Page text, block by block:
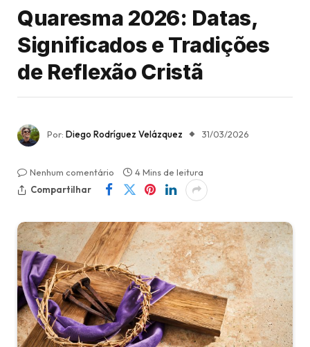
Quaresma 2026: Datas,
Significados e Tradições
de Reflexão Cristã
Por: Diego Rodríguez Velázquez 31/03/2026
Nenhum comentário
4 Mins de leitura
Compartilhar